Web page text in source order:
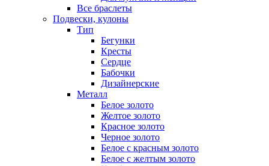
Все браслеты
Подвески, кулоны
Тип
Бегунки
Кресты
Сердце
Бабочки
Дизайнерские
Металл
Белое золото
Желтое золото
Красное золото
Черное золото
Белое с красным золото
Белое с желтым золото